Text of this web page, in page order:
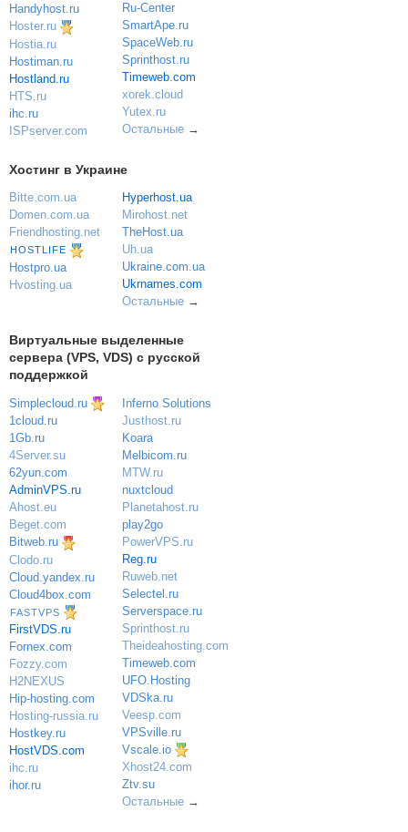
Handyhost.ru
Hoster.ru
Hostia.ru
Hostiman.ru
Hostland.ru
HTS.ru
ihc.ru
ISPserver.com
Ru-Center
SmartApe.ru
SpaceWeb.ru
Sprinthost.ru
Timeweb.com
xorek.cloud
Yutex.ru
Остальные→
Хостинг в Украине
Bitte.com.ua
Domen.com.ua
Friendhosting.net
HOSTLIFE
Hostpro.ua
Hvosting.ua
Hyperhost.ua
Mirohost.net
TheHost.ua
Uh.ua
Ukraine.com.ua
Ukrnames.com
Остальные→
Виртуальные выделенные
сервера (VPS, VDS) с русской
поддержкой
Simplecloud.ru
1cloud.ru
1Gb.ru
4Server.su
62yun.com
AdminVPS.ru
Ahost.eu
Beget.com
Bitweb.ru
Clodo.ru
Cloud.yandex.ru
Cloud4box.com
FASTVPS
FirstVDS.ru
Fornex.com
Fozzy.com
H2NEXUS
Hip-hosting.com
Hosting-russia.ru
Hostkey.ru
HostVDS.com
ihc.ru
ihor.ru
Inferno Solutions
Justhost.ru
Koara
Melbicom.ru
MTW.ru
nuxtcloud
Planetahost.ru
play2go
PowerVPS.ru
Reg.ru
Ruweb.net
Selectel.ru
Serverspace.ru
Sprinthost.ru
Theideahosting.com
Timeweb.com
UFO.Hosting
VDSka.ru
Veesp.com
VPSville.ru
Vscale.io
Xhost24.com
Ztv.su
Остальные→